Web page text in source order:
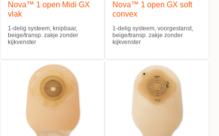
Nova™ 1 open Midi GX
vlak
1-delig systeem, knipbaar,
beige/transp. zakje zonder
kijkvenster
Nova™ 1 open GX soft
convex
1-delig systeem, voorgestanst,
beige/transp. zakje zonder
kijkvenster